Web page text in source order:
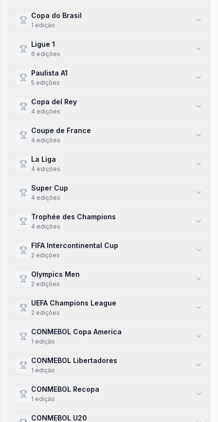
Copa do Brasil
1 edição
Ligue 1
6 edições
Paulista A1
5 edições
Copa del Rey
4 edições
Coupe de France
4 edições
La Liga
4 edições
Super Cup
4 edições
Trophée des Champions
4 edições
FIFA Intercontinental Cup
2 edições
Olympics Men
2 edições
UEFA Champions League
2 edições
CONMEBOL Copa America
1 edição
CONMEBOL Libertadores
1 edição
CONMEBOL Recopa
1 edição
CONMEBOL U20